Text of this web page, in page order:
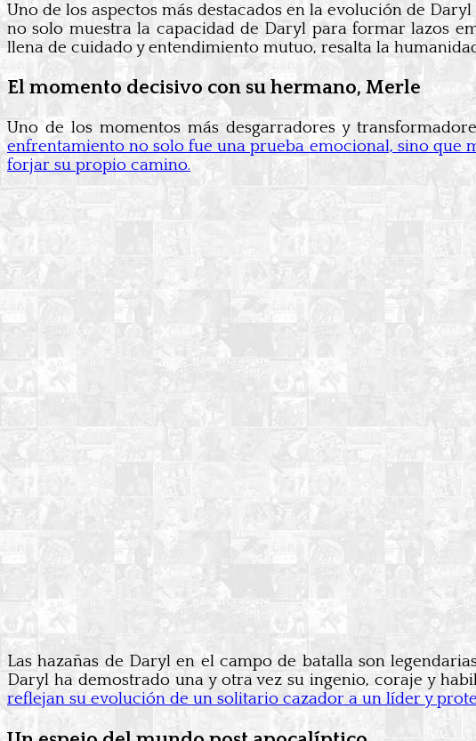
Uno de los aspectos más destacados en la evolución de
no solo muestra la capacidad de Daryl para formar lazos
llena de cuidado y entendimiento mutuo, resalta la
El momento decisivo con su hermano, Merle
Uno de los momentos más desgarradores y
enfrentamiento no solo fue una prueba emocional, sino que
forjar su propio camino.
Las hazañas de Daryl en el campo de batalla son
Daryl ha demostrado una y otra vez su ingenio, coraje y
reflejan su evolución de un solitario cazador a un líder y